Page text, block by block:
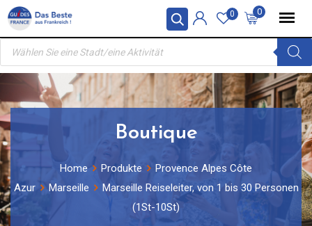
Skip
content
0
0
Products
search
Boutique
Home Produkte
Provence Alpes Côte
Azur
Marseille
Marseille Reiseleiter, von 1 bis 30 Personen
(1St-10St)